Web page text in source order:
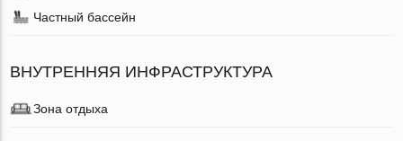
Частный бассейн
ВНУТРЕННЯЯ ИНФРАСТРУКТУРА
Зона отдыха